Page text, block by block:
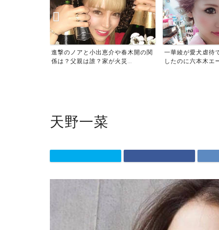
進撃のノアと小出恵介や春木開の関
係は？父親は誰？家が火災...
一華綾が愛犬虐待
したのに六本木エ
天野一菜